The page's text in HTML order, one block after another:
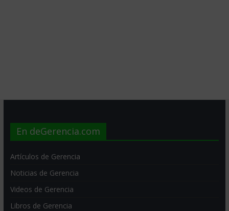
En deGerencia.com
Artículos de Gerencia
Noticias de Gerencia
Videos de Gerencia
Libros de Gerencia